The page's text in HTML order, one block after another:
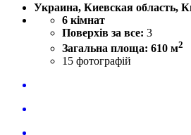
Украина, Киевская область,
6 кімнат
Поверхів за все: 3
Загальна площа: 610 м2
15 фотографій